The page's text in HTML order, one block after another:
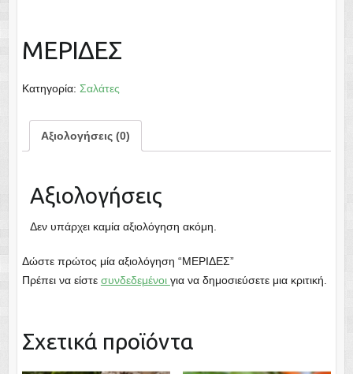
ΜΕΡΙΔΕΣ
Κατηγορία: Σαλάτες
Αξιολογήσεις (0)
Αξιολογήσεις
Δεν υπάρχει καμία αξιολόγηση ακόμη.
Δώστε πρώτος μία αξιολόγηση “ΜΕΡΙΔΕΣ”
Πρέπει να είστε συνδεδεμένοι για να δημοσιεύσετε μια κριτική.
Σχετικά προϊόντα